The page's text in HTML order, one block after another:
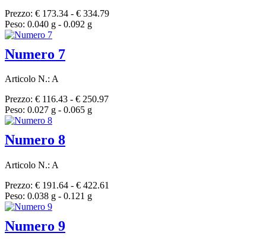
Prezzo: € 173.34 - € 334.79
Peso: 0.040 g - 0.092 g
Numero 7
Articolo N.: A
Prezzo: € 116.43 - € 250.97
Peso: 0.027 g - 0.065 g
Numero 8
Articolo N.: A
Prezzo: € 191.64 - € 422.61
Peso: 0.038 g - 0.121 g
Numero 9